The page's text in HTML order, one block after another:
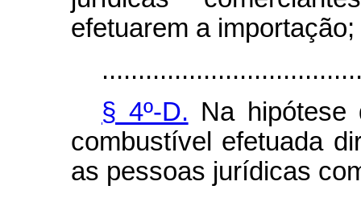
efetuarem a importação;
§ 4º-D. Na hipótese
combustível efetuada
as pessoas jurídicas